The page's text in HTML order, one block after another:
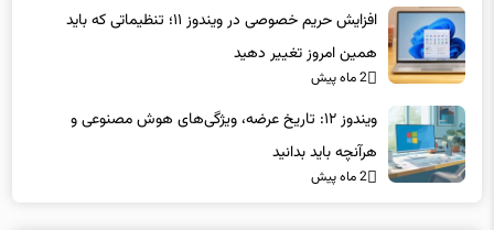
همین امروز تغییر دهید
ویندوز ۱۲: تاریخ عرضه، ویژگی‌های هوش مصنوعی و
هرآنچه باید بدانید
2 ماه پیش